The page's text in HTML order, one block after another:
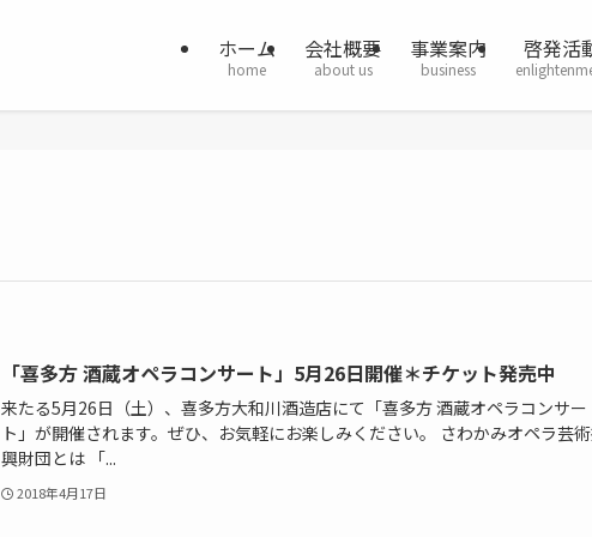
ホーム
home
会社概要
about us
事業案内
business
啓発活
「喜多方 酒蔵オペラコンサート」5月26日開催＊チケット発売中
来たる5月26日（土）、喜多方大和川酒造店にて「喜多方 酒蔵オペラコンサー
ト」が開催されます。ぜひ、お気軽にお楽しみください。 さわかみオペラ芸
興財団とは 「...
2018年4月17日